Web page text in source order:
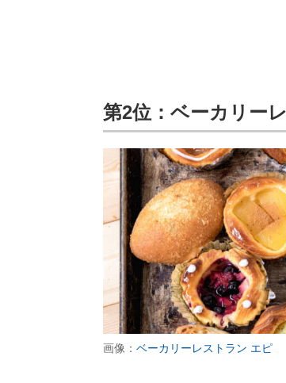
第2位：ベーカリー
画像： ベーカリーレストラン エピ